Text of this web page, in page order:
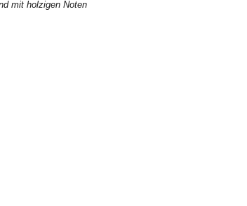
mit holzigen Noten